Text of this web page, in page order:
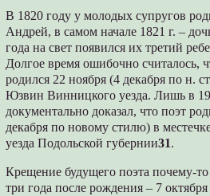
В 1820 году у молодых супругов
Андрей, в самом начале 1821 г. –
года на свет появился их третий
Долгое время ошибочно считалось,
родился 22 ноября (4 декабря по н.
Юзвин Винницкого уезда. Лишь в
документально доказал, что поэт
декабря по новому стилю) в
уезда Подольской губернии31.
Крещение будущего поэта почему-
три года после рождения – 7